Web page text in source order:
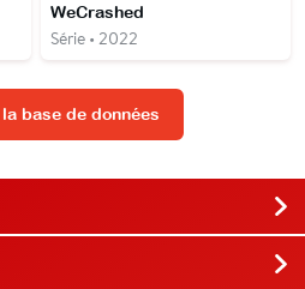
WeCrashed
Série • 2022
base de données